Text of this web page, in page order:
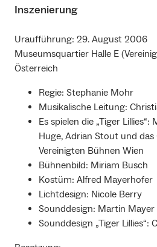
Inszenierung
Uraufführung: 29. August 2006
Museumsquartier Halle E
Österreich
Regie: Stephanie Mohr
Musikalische Leitung:
Es spielen die „Tiger
Huge, Adrian Stout und
Vereinigten Bühnen Wien
Bühnenbild: Miriam Busch
Kostüm: Alfred Mayerhofer
Lichtdesign: Nicole Berry
Sounddesign: Martin Mayer
Sounddesign „Tiger Lillies“: